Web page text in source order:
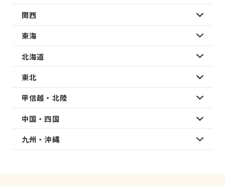
関西
東海
北海道
東北
甲信越・北陸
中国・四国
九州・沖縄